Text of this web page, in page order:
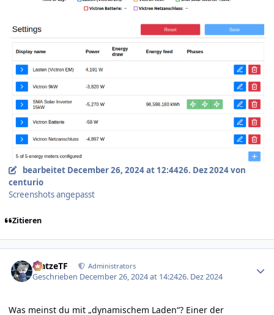
bearbeitet December 26, 2024 at 12:4426. Dez 2024von
centurio
Screenshots angepasst
Zitieren
MatzeTF Administrators
Geschrieben December 26, 2024 at 14:2426. Dez 2024
Was meinst du mit „dynamischem Laden“? Einer der